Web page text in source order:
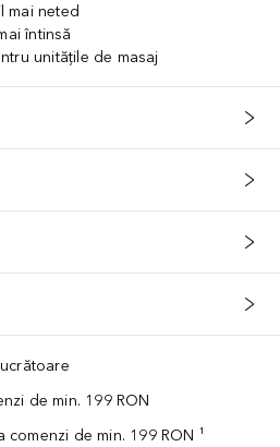
mai neted
întinsă
unitățile de masaj
de min. 199 RON
de min. 199 RON ¹